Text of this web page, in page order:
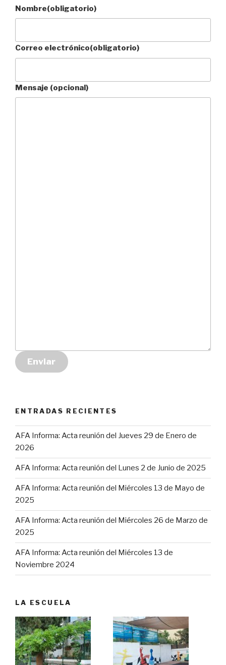
Nombre(obligatorio)
Correo electrónico(obligatorio)
Mensaje (opcional)
Enviar
ENTRADAS RECIENTES
AFA Informa: Acta reunión del Jueves 29 de Enero de
2026
AFA Informa: Acta reunión del Lunes 2 de Junio de 2025
AFA Informa: Acta reunión del Miércoles 13 de Mayo de
2025
AFA Informa: Acta reunión del Miércoles 26 de Marzo de
2025
AFA Informa: Acta reunión del Miércoles 13 de
Noviembre 2024
LA ESCUELA